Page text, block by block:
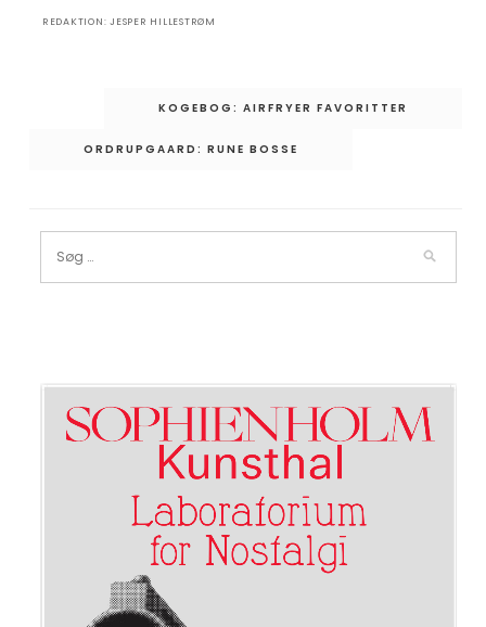
REDAKTION: JESPER HILLESTRØM
IndlægsnavigationKOGEBOG: AIRFRYER FAVORITTER
ORDRUPGAARD: RUNE BOSSE